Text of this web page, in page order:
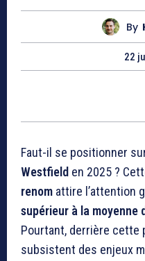
By
22
Faut-il se positionner
Westfield en 2025 ?
renom attire l’attention
supérieur à la moyenne
Pourtant, derrière cette
subsistent des enjeux